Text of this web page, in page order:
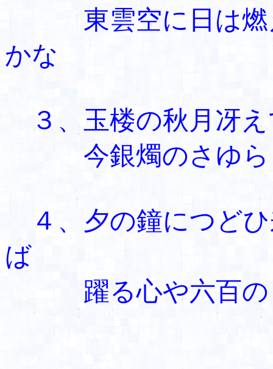
東雲空に日は燃
かな
３、玉楼の秋月
今銀燭のさゆら
４、夕の鐘につど
ば
躍る心や六百